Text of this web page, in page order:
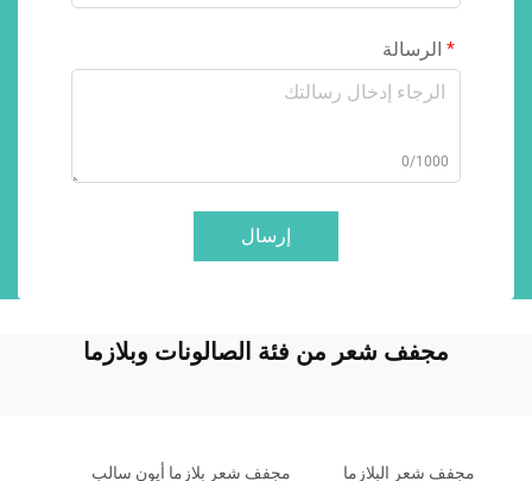
الرسالة
0/1000
إرسال
مجفف شعر من فئة الصالونات وبلازما
مجفف شعر البلازما مجفف شعر بلازما أيون سالب